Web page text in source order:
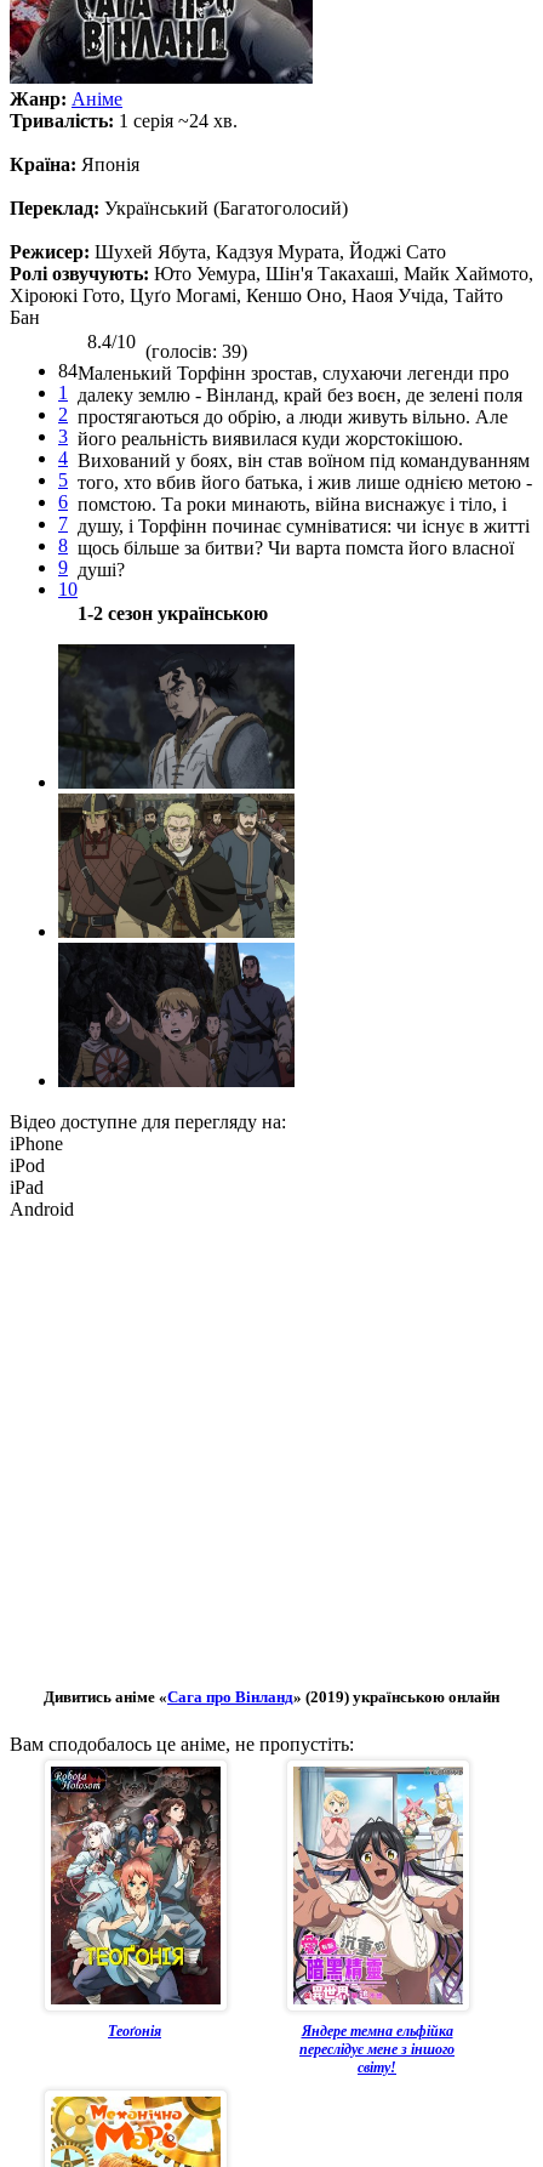
Жанр: Аніме
Тривалість: 1 серія ~24 хв.
Країна: Японія
Переклад: Український (Багатоголосий)
Режисер: Шухей Ябута, Кадзуя Мурата, Йоджі Сато
Ролі озвучують: Юто Уемура, Шін'я Такахаші, Майк Хаймото,
Хіроюкі Гото, Цуґо Могамі, Кеншо Оно, Наоя Учіда, Тайто
Бан
84
1
2
3
4
5
6
7
8
9
10
8.4/10 (голосів: 39)
Маленький Торфінн зростав, слухаючи легенди про
далеку землю - Вінланд, край без воєн, де зелені поля
простягаються до обрію, а люди живуть вільно. Але
його реальність виявилася куди жорстокішою.
Вихований у боях, він став воїном під командуванням
того, хто вбив його батька, і жив лише однією метою -
помстою. Та роки минають, війна виснажує і тіло, і
душу, і Торфінн починає сумніватися: чи існує в житті
щось більше за битви? Чи варта помста його власної
душі?
1-2 сезон українською
Відео доступне для перегляду на:
iPhone
iPod
iPad
Android
Дивитись аніме «Сага про Вінланд» (2019) українською онлайн
Вам сподобалось це аніме, не пропустіть:
Теоґонія
Яндере темна ельфійка
переслідує мене з іншого
світу!